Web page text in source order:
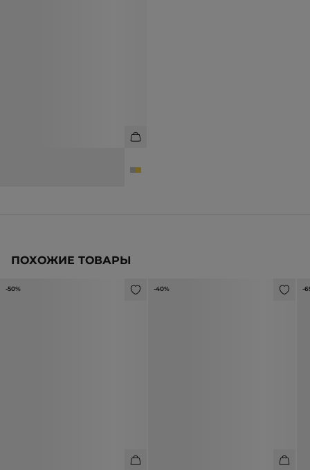
ПОХОЖИЕ ТОВАРЫ
-50% -40% -